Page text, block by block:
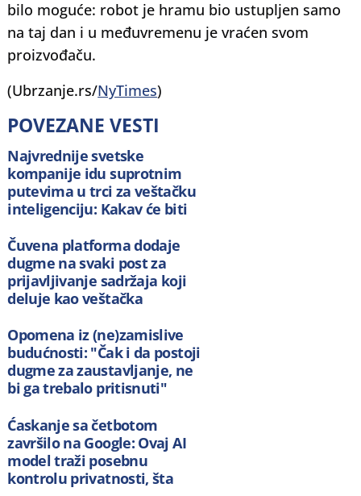
bilo moguće: robot je hramu bio ustupljen samo
na taj dan i u međuvremenu je vraćen svom
proizvođaču.
(Ubrzanje.rs/NyTimes)
POVEZANE VESTI
Najvrednije svetske
kompanije idu suprotnim
putevima u trci za veštačku
inteligenciju: Kakav će biti
Čuvena platforma dodaje
dugme na svaki post za
prijavljivanje sadržaja koji
deluje kao veštačka
Opomena iz (ne)zamislive
budućnosti: "Čak i da postoji
dugme za zaustavljanje, ne
bi ga trebalo pritisnuti"
Ćaskanje sa četbotom
završilo na Google: Ovaj AI
model traži posebnu
kontrolu privatnosti, šta